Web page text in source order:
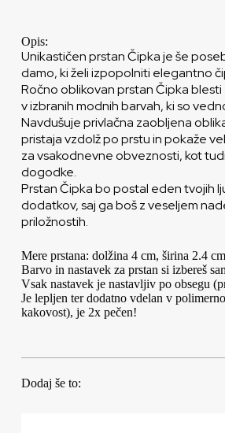
Opis:
Unikastičen prstan Čipka je še
damo, ki želi izpopolniti elegantno
Ročno oblikovan prstan Čipka
v izbranih modnih barvah, ki so
Navdušuje privlačna zaobljena
pristaja vzdolž po prstu in pokaže
za vsakodnevne obveznosti, kot
dogodke.
Prstan Čipka bo postal eden tvojih
dodatkov, saj ga boš z veseljem
priložnostih.
Mere prstana: dolžina 4 cm, širina 2.4
Barvo in nastavek za prstan si izbereš
Vsak nastavek je nastavljiv po obsegu
Je lepljen ter dodatno vdelan v
kakovost), je 2x pečen!
Dodaj še to: